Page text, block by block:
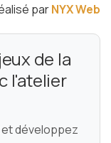
parNYX Web
de la
l'atelier
développez